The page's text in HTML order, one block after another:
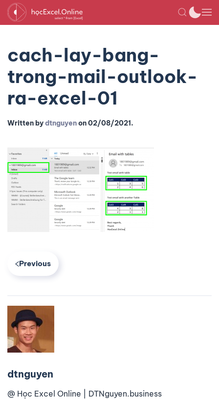
cach-lay-bang-
trong-mail-outlook-
ra-excel-01
Written bydtnguyenon02/08/2021.
Previous
dtnguyen
@ Học Excel Online | DTNguyen.business